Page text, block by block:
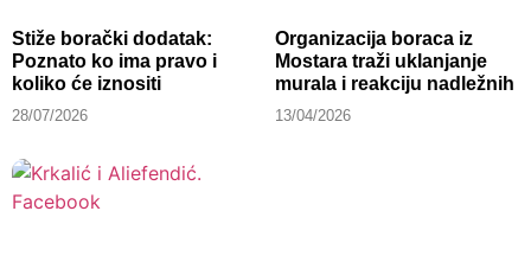
Stiže borački dodatak:
Poznato ko ima pravo i
koliko će iznositi
28/07/2026
Organizacija boraca iz
Mostara traži uklanjanje
murala i reakciju nadležnih
13/04/2026